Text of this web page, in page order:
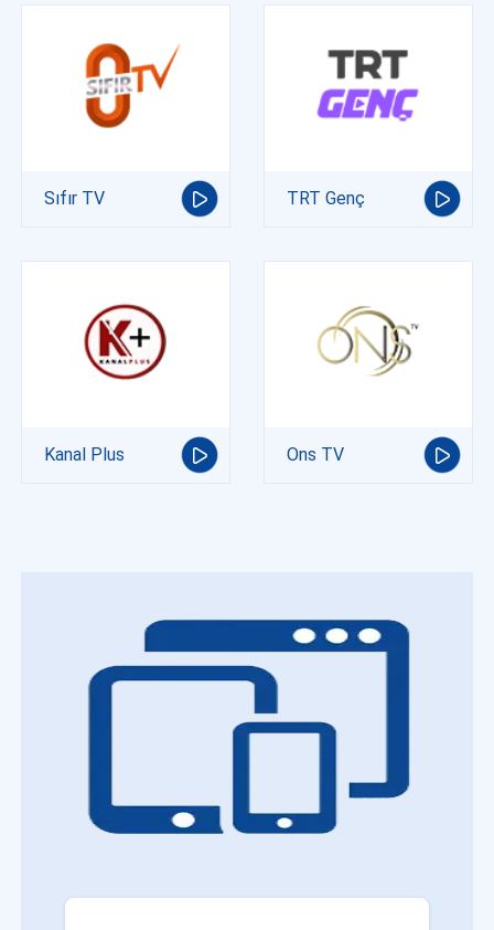
Sıfır TV TRT Genç
Kanal Plus Ons TV